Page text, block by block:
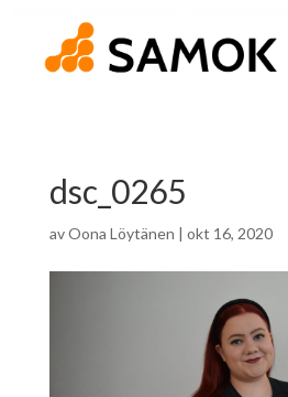
dsc_0265
avOona Löytänen | okt 16, 2020